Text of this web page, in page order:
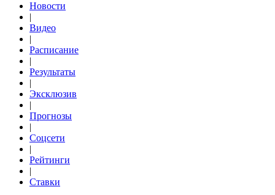
Новости
|
Видео
|
Расписание
|
Результаты
|
Эксклюзив
|
Прогнозы
|
Соцсети
|
Рейтинги
|
Ставки